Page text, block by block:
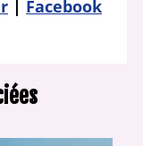
Facebook